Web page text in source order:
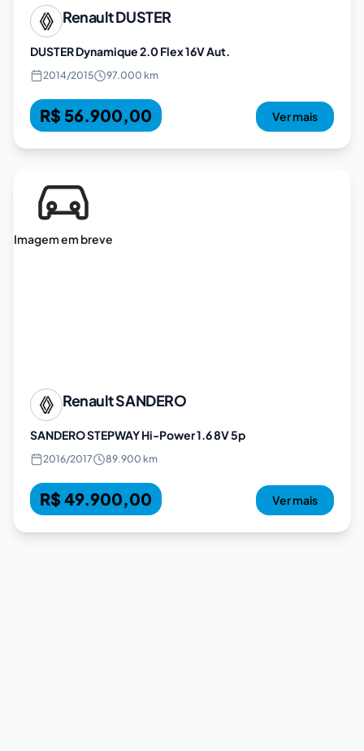
RenaultDUSTER
DUSTER Dynamique 2.0 Flex 16V Aut.
2014/2015 97.000 km
R$ 56.900,00 Ver mais
Imagem em breve
RenaultSANDERO
SANDERO STEPWAY Hi-Power 1.6 8V 5p
2016/2017 89.900 km
R$ 49.900,00 Ver mais